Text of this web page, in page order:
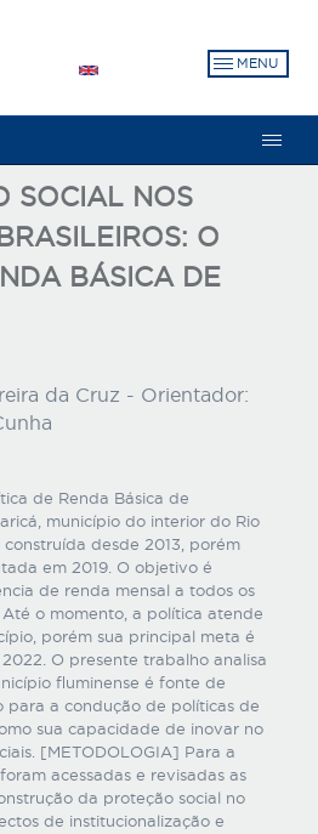
MENU
SOCIAL NOS
O
BÁSICA DE
da Cruz - Orientador:
de Renda Básica de
município do interior do Rio
desde 2013, porém
em 2019. O objetivo é
de renda mensal a todos os
o momento, a política atende
porém sua principal meta é
O presente trabalho analisa
fluminense é fonte de
para a condução de políticas de
sua capacidade de inovar no
[METODOLOGIA] Para a
acessadas e revisadas as
da proteção social no
de institucionalização e